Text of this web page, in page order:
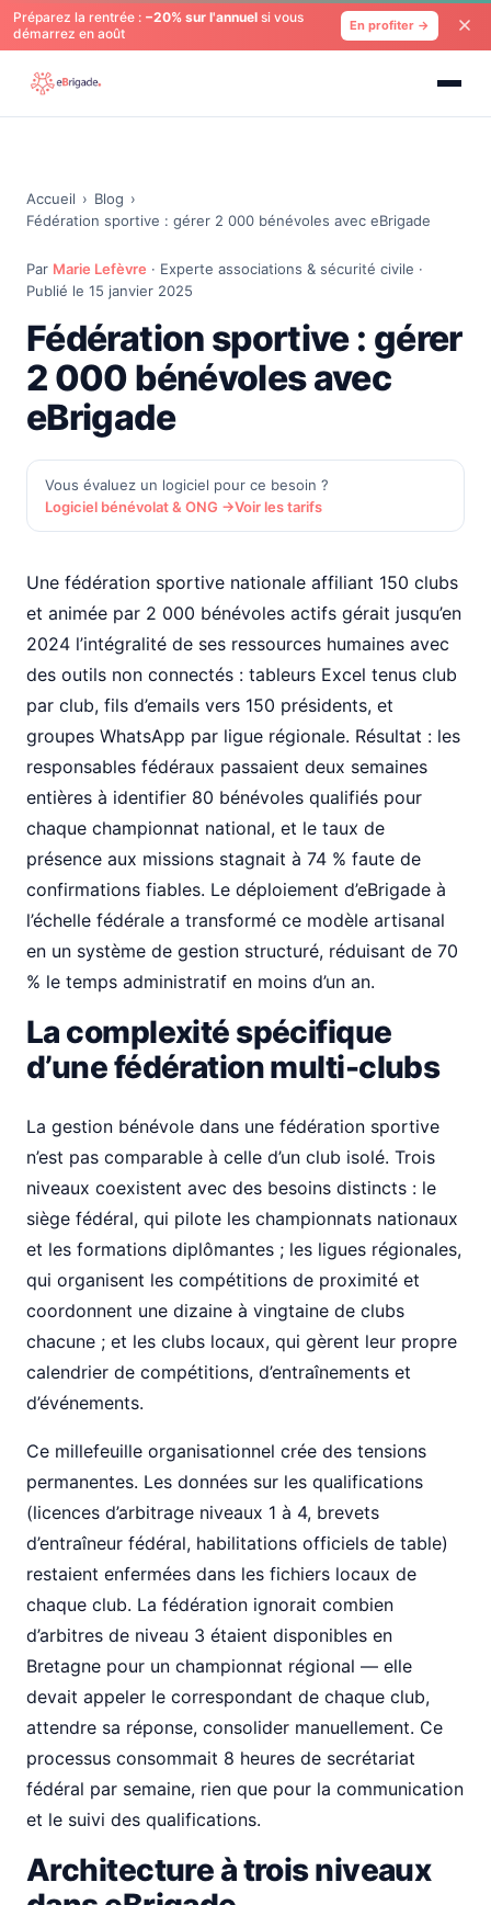
Préparez la rentrée : −20% sur l'annuel si vous
démarrez en août
En profiter →
Accueil › Blog ›
Fédération sportive : gérer 2 000 bénévoles avec eBrigade
Par Marie Lefèvre · Experte associations & sécurité civile ·
Publié le 15 janvier 2025
Fédération sportive : gérer
2 000 bénévoles avec
eBrigade
Vous évaluez un logiciel pour ce besoin ?
Logiciel bénévolat & ONG →Voir les tarifs
Une fédération sportive nationale affiliant 150 clubs
et animée par 2 000 bénévoles actifs gérait jusqu’en
2024 l’intégralité de ses ressources humaines avec
des outils non connectés : tableurs Excel tenus club
par club, fils d’emails vers 150 présidents, et
groupes WhatsApp par ligue régionale. Résultat : les
responsables fédéraux passaient deux semaines
entières à identifier 80 bénévoles qualifiés pour
chaque championnat national, et le taux de
présence aux missions stagnait à 74 % faute de
confirmations fiables. Le déploiement d’eBrigade à
l’échelle fédérale a transformé ce modèle artisanal
en un système de gestion structuré, réduisant de 70
% le temps administratif en moins d’un an.
La complexité spécifique
d’une fédération multi-clubs
La gestion bénévole dans une fédération sportive
n’est pas comparable à celle d’un club isolé. Trois
niveaux coexistent avec des besoins distincts : le
siège fédéral, qui pilote les championnats nationaux
et les formations diplômantes ; les ligues régionales,
qui organisent les compétitions de proximité et
coordonnent une dizaine à vingtaine de clubs
chacune ; et les clubs locaux, qui gèrent leur propre
calendrier de compétitions, d’entraînements et
d’événements.
Ce millefeuille organisationnel crée des tensions
permanentes. Les données sur les qualifications
(licences d’arbitrage niveaux 1 à 4, brevets
d’entraîneur fédéral, habilitations officiels de table)
restaient enfermées dans les fichiers locaux de
chaque club. La fédération ignorait combien
d’arbitres de niveau 3 étaient disponibles en
Bretagne pour un championnat régional — elle
devait appeler le correspondant de chaque club,
attendre sa réponse, consolider manuellement. Ce
processus consommait 8 heures de secrétariat
fédéral par semaine, rien que pour la communication
et le suivi des qualifications.
Architecture à trois niveaux